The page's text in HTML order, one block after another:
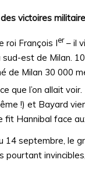
victoires
roi François Ier– il
est de Milan.
de Milan 30 000
que l’on allait voir.
!) et Bayard
fit Hannibal face
14 septembre, le
pourtant